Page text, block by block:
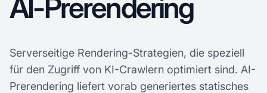
AI-Prerendering
Serverseitige Rendering-Strategien, die speziell
für den Zugriff von KI-Crawlern optimiert sind. AI-
Prerendering liefert vorab generiertes statisches